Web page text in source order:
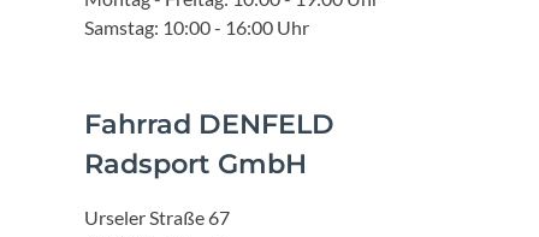
Samstag: 10:00 - 16:00 Uhr
Fahrrad DENFELD
Radsport GmbH
Urseler Straße 67